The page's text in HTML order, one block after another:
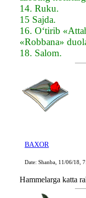
14. Ruku.
15 Sajda.
16. O‘tirib
«Robbana»
18. Salom.
BAXOR
Date: Shanba, 11/06/18,
Hammelarga katta